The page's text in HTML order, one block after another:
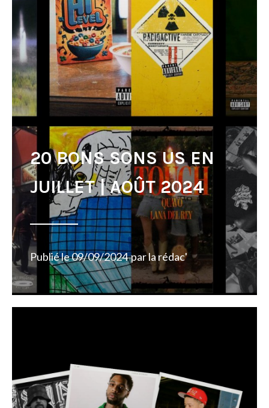
20 BONS SONS US EN
JUILLET | AOÛT 2024
Publié le09/09/2024 parla rédac'